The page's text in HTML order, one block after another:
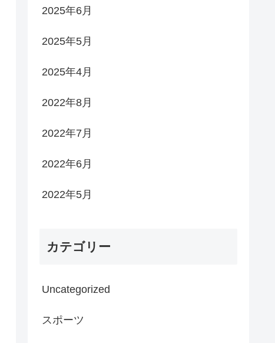
2025年6月
2025年5月
2025年4月
2022年8月
2022年7月
2022年6月
2022年5月
カテゴリー
Uncategorized
スポーツ